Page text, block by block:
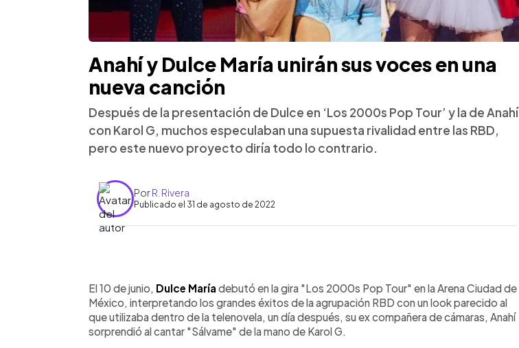
Anahí y Dulce María unirán sus voces en una
nueva canción
Después de la presentación de Dulce en ‘Los 2000s Pop Tour’ y la de Anahí
con Karol G, muchos especulaban una supuesta rivalidad entre las RBD,
pero este nuevo proyecto diría todo lo contrario.
PorR. Rivera
Publicado el 31 de agosto de 2022
► Escuchar artículo
El 10 de junio, Dulce María debutó en la gira "Los 2000s Pop Tour" en la Arena Ciudad de
México, interpretando los grandes éxitos de la agrupación RBD con un look parecido al
que utilizaba dentro de la telenovela, un día después, su ex compañera de cámaras, Anahí
sorprendió al cantar "Sálvame" de la mano de Karol G.